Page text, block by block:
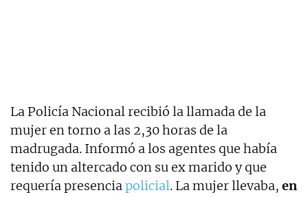
La Policía Nacional recibió la llamada de la
mujer en torno a las 2,30 horas de la
madrugada. Informó a los agentes que había
tenido un altercado con su ex marido y que
requería presenciapolicial. La mujer llevaba, en